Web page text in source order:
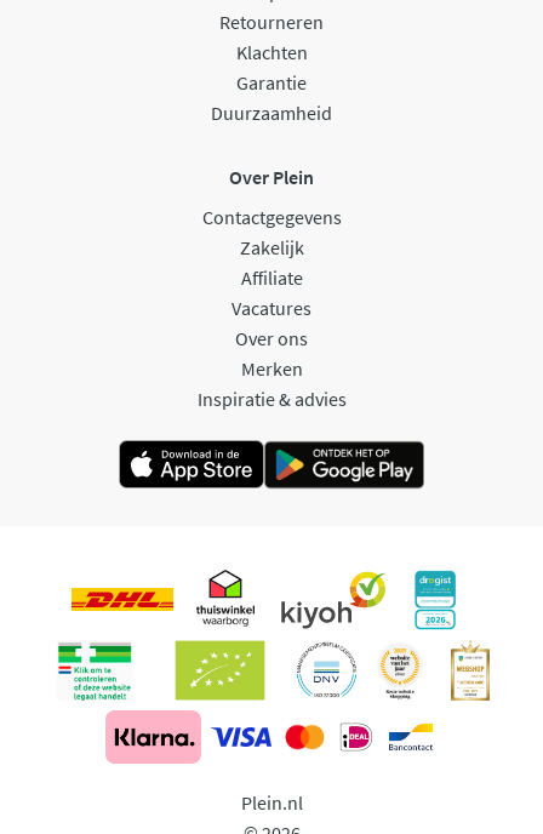
Retourneren
Klachten
Garantie
Duurzaamheid
Over Plein
Contactgegevens
Zakelijk
Affiliate
Vacatures
Over ons
Merken
Inspiratie & advies
Plein.nl